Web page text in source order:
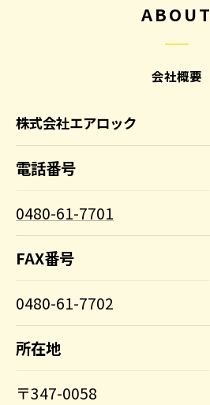
会社概要
ABOUT
株式会社エアロック
電話番号
0480-61-7701
FAX番号
0480-61-7702
所在地
〒347-0058